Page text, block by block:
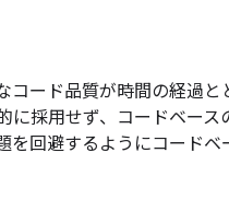
コード品質が時間の経過と
に採用せず、コードベース
を回避するようにコードベ